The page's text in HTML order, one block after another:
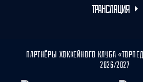
ТРАНСЛЯЦИЯ
ПАРТНЁРЫ ХОККЕЙНОГО КЛУБА
2026/2027